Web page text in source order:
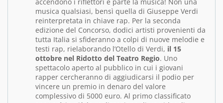
musica qualsiasi, bensì quella di Giuseppe Verdi
reinterpretata in chiave rap. Per la seconda
edizione del Concorso, dodici artisti provenienti da
tutta Italia si sfideranno a colpi di nuove melodie e
testi rap, rielaborando l’Otello di Verdi, il 15
ottobre nel Ridotto del Teatro Regio. Uno
spettacolo aperto al pubblico in cui i giovani
rapper cercheranno di aggiudicarsi il podio per
vincere un premio in denaro del valore
complessivo di 5000 euro. Al primo classificato